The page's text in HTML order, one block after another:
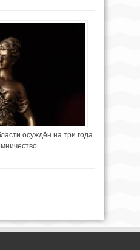
осуждён на три года